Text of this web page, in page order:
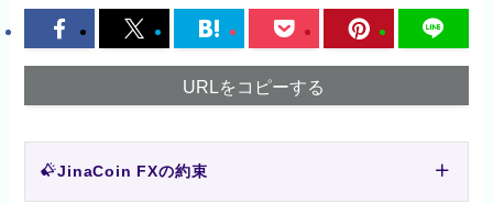
URLをコピーする
JinaCoin FXの約束